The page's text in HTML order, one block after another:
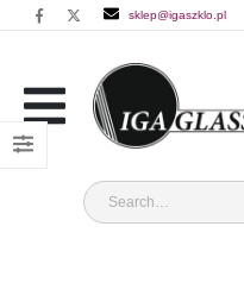
sklep@igaszklo.pl